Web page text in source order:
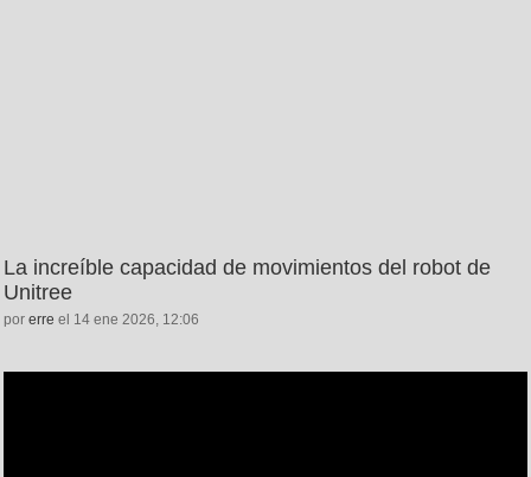
La increíble capacidad de movimientos del robot de
Unitree
por erre el 14 ene 2026, 12:06